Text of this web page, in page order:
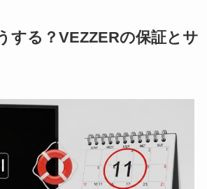
する？VEZZERの保証とサ